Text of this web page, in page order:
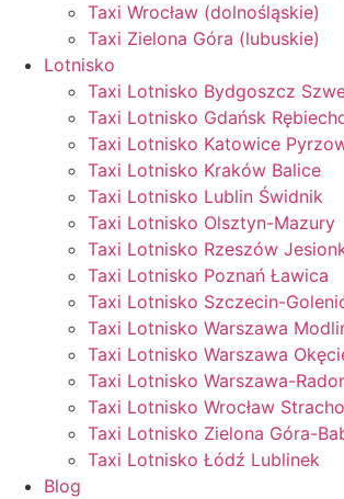
Taxi Wrocław (dolnośląskie)
Taxi Zielona Góra (lubuskie)
Lotnisko
Taxi Lotnisko Bydgoszcz
Taxi Lotnisko Gdańsk
Taxi Lotnisko Katowice
Taxi Lotnisko Kraków Balice
Taxi Lotnisko Lublin Świdnik
Taxi Lotnisko Olsztyn-Mazury
Taxi Lotnisko Rzeszów
Taxi Lotnisko Poznań Ławica
Taxi Lotnisko Szczecin-
Taxi Lotnisko Warszawa
Taxi Lotnisko Warszawa
Taxi Lotnisko Warszawa-
Taxi Lotnisko Wrocław
Taxi Lotnisko Zielona Góra-
Taxi Lotnisko Łódź Lublinek
Blog